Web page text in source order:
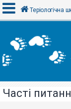
х
і
Р
Теріологічна
Часті